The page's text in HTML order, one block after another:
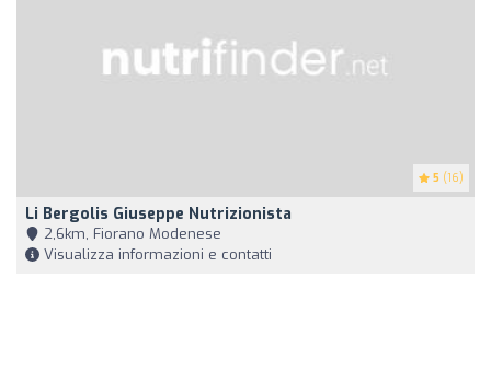
5 (16)
Li Bergolis Giuseppe Nutrizionista
2,6km, Fiorano Modenese
Visualizza informazioni e contatti